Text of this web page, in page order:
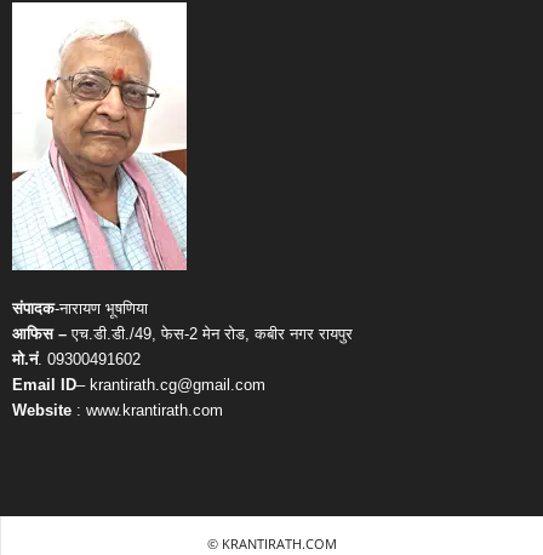
संपादक-नारायण भूषणिया
आफिस –एच.डी.डी./49, फेस-2 मेन रोड, कबीर नगर रायपुर
मो.नं. 09300491602
Email ID– krantirath.cg@gmail.com
Website : www.krantirath.com
© KRANTIRATH.COM